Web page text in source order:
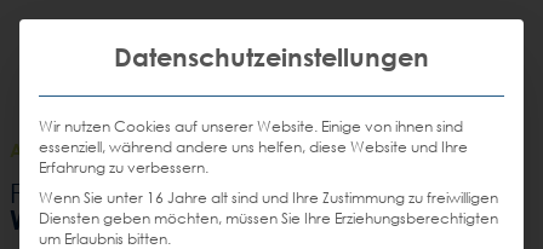
Promotions
Email
senden
Anrufen
DE
AGENCY/07.09.2023
Früh-Shoppen Folge 36 –KI in der
Werbung
Datenschutzeinstellungen
Wir nutzen Cookies auf unserer Website. Einige von ihnen sind
essenziell, während andere uns helfen, diese Website und Ihre
Erfahrung zu verbessern.
Wenn Sie unter 16 Jahre alt sind und Ihre Zustimmung zu freiwilligen
Diensten geben möchten, müssen Sie Ihre Erziehungsberechtigten
um Erlaubnis bitten.